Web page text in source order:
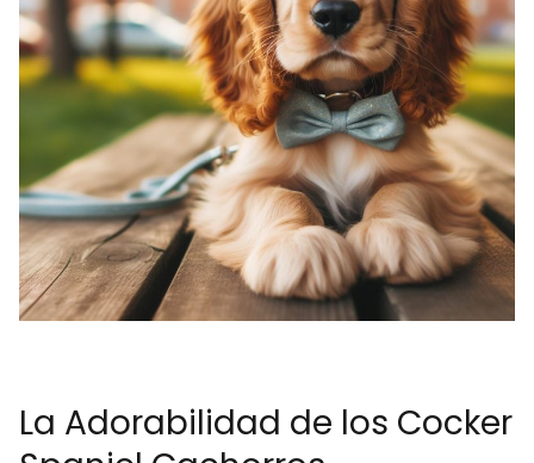
La Adorabilidad de los Cocker